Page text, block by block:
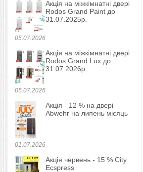
05.07.2026
Акція на міжкімнатні двері
Rodos Grand Paint до
31.07.2025р.
05.07.2026
Акція на міжкімнатні двері
Rodos Grand Lux до
31.07.2026р.
01.07.2026
Акція - 12 % на двері
Abwehr на липень місяць
Акція червень - 15 % City
Ecspress